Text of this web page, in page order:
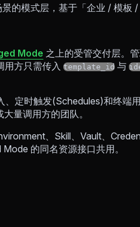
的模式层，基于「企业 / 模板
Mode 之上的受管交付层。
用方只需传入 template_id 与
、定时触发(Schedules)和终端
量调用方的团队。
、Skill、Vault、
的同名资源接口共用。